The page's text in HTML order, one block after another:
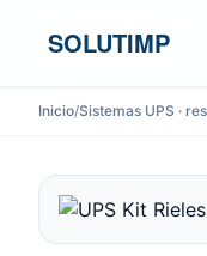
SOLUTIMP
Inicio/Sistemas UPS ·